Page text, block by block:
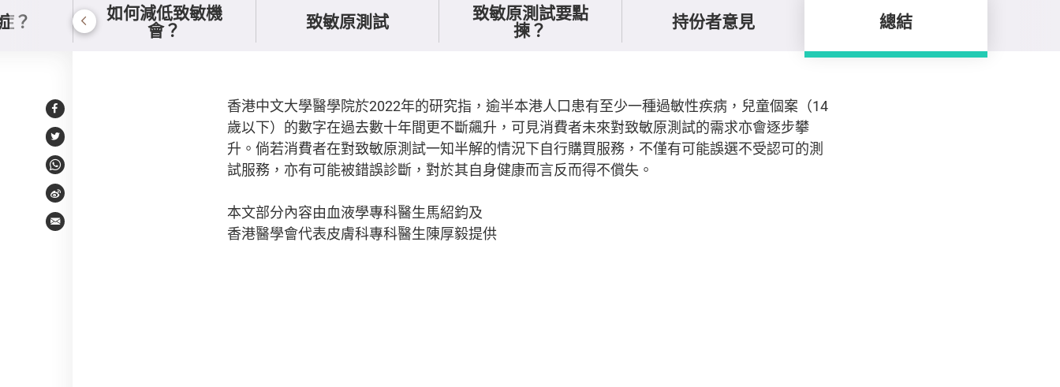
？ 如何減低致敏機
會？ 致敏原測試 致敏原測試要點
揀？ 持份者意見 總結
Facebook
Twitter
WhatsApp
Weibo
Email
香港中文大學醫學院於2022年的研究指，逾半本港人口患有至少一種過敏性疾病，兒童個案（14
歲以下）的數字在過去數十年間更不斷飆升，可見消費者未來對致敏原測試的需求亦會逐步攀
升。倘若消費者在對致敏原測試一知半解的情況下自行購買服務，不僅有可能誤選不受認可的測
試服務，亦有可能被錯誤診斷，對於其自身健康而言反而得不償失。
本文部分內容由血液學專科醫生馬紹鈞及
香港醫學會代表皮膚科專科醫生陳厚毅提供